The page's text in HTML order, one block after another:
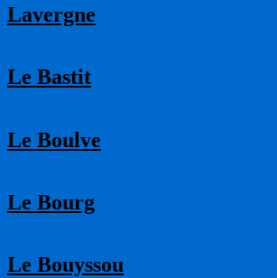
Lavergne
Le Bastit
Le Boulve
Le Bourg
Le Bouyssou